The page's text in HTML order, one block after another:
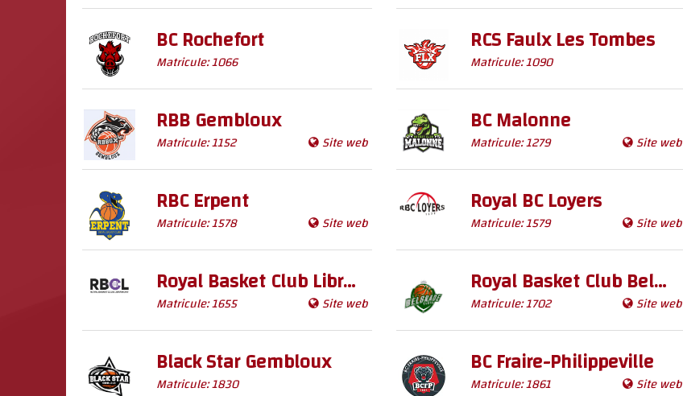
BC Rochefort
Matricule: 1066
RCS Faulx Les Tombes
Matricule: 1090
RBB Gembloux
Matricule: 1152 Site web
BC Malonne
Matricule: 1279 Site web
RBC Erpent
Matricule: 1578 Site web
Royal BC Loyers
Matricule: 1579 Site web
Royal Basket Club Libramont
Matricule: 1655 Site web
Royal Basket Club Belgrade
Matricule: 1702 Site web
Black Star Gembloux
Matricule: 1830
BC Fraire-Philippeville
Matricule: 1861 Site web